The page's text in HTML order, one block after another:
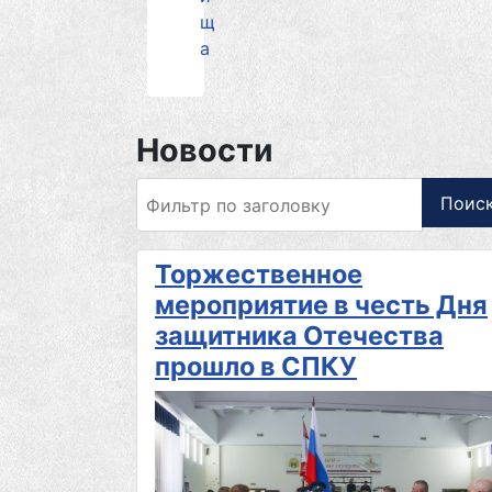
щ
а
Новости
Торжественное
мероприятие в честь Дня
защитника Отечества
прошло в СПКУ